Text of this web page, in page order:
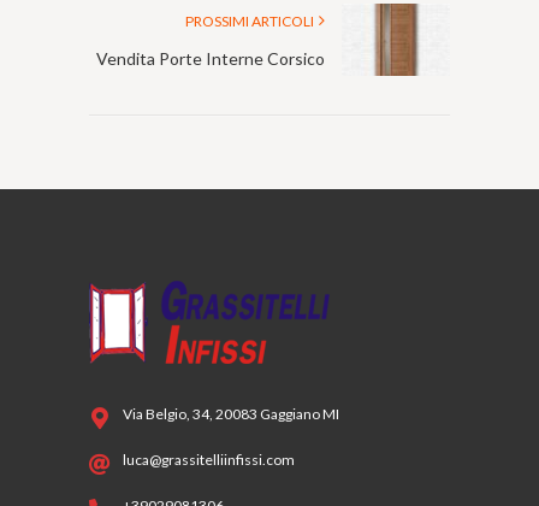
PROSSIMI ARTICOLI
Vendita Porte Interne Corsico
Via Belgio, 34, 20083 Gaggiano MI
luca@grassitelliinfissi.com